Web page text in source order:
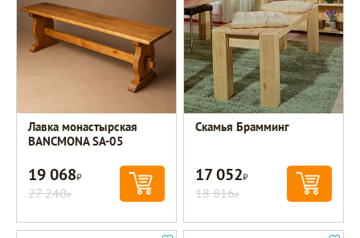
Лавка монастырская
BANCMONA SA-05
19 068Р
27 240Р
Скамья Брамминг
17 052Р
18 816Р